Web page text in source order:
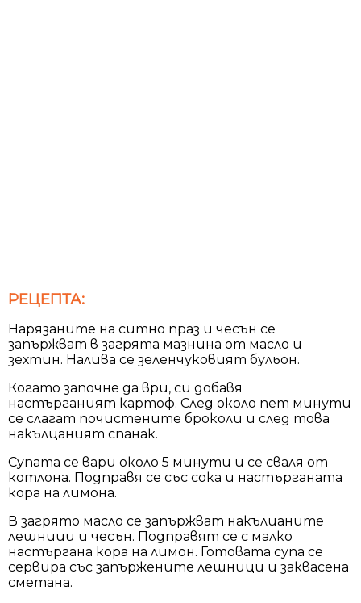
РЕЦЕПТА:
Нарязаните на ситно праз и чесън се
запържват в загрята мазнина от масло и
зехтин. Налива се зеленчуковият бульон.
Когато започне да ври, си добавя
настърганият картоф. След около пет минути
се слагат почистените броколи и след това
накълцаният спанак.
Супата се вари около 5 минути и се сваля от
котлона. Подправя се със сока и настърганата
кора на лимона.
В загрято масло се запържват накълцаните
лешници и чесън. Подправят се с малко
настъргана кора на лимон. Готовата супа се
сервира със запържените лешници и заквасена
сметана.